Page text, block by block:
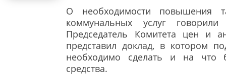
О необходимости повышения
коммунальных услуг
Председатель Комитета цен и
представил доклад, в котором
необходимо сделать и на что
средства.